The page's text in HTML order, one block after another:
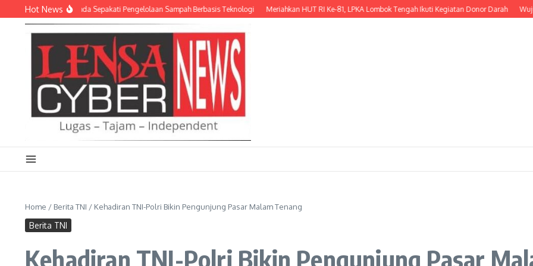
Lewati ke konten
Hot News
dan Empat Pemda Sepakati Pengelolaan Sampah Berbasis Teknologi Meriahkan HUT RI Ke-81, LPKA Lombok Tengah Ikuti Kegiatan Donor Darah Wujud
Home / Berita TNI / Kehadiran TNI-Polri Bikin Pengunjung Pasar Malam Tenang
Berita TNI
Kehadiran TNI-Polri Bikin Pengunjung Pasar